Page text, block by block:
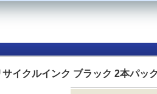
イクルインク ブラック 2本パッ